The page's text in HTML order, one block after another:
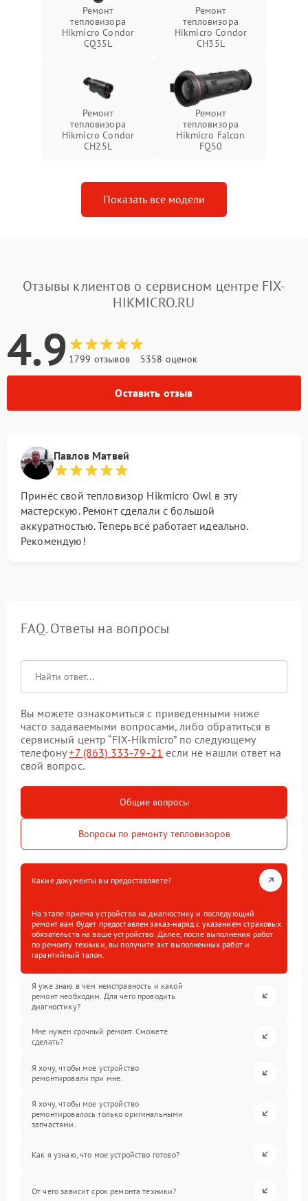
Ремонт
тепловизора
Hikmicro Condor
CQ35L
Ремонт
тепловизора
Hikmicro Condor
CH35L
Ремонт
тепловизора
Hikmicro Condor
CH25L
Ремонт
тепловизора
Hikmicro Falcon
FQ50
Показать все модели
Отзывы клиентов о сервисном центре FIX-
HIKMICRO.RU
4.9 1799 отзывов 5358 оценок
Оставить отзыв
Павлов Матвей
Принёс свой тепловизор Hikmicro Owl в эту
мастерскую. Ремонт сделали с большой
аккуратностью. Теперь всё работает идеально.
Рекомендую!
FAQ. Ответы на вопросы
Вы можете ознакомиться с приведенными ниже
часто задаваемыми вопросами, либо обратиться в
сервисный центр “FIX-Hikmicro” по следующему
телефону+7 (863) 333-79-21 если не нашли ответ на
свой вопрос.
Общие вопросы
Вопросы по ремонту тепловизоров
Какие документы вы предоставляете?
На этапе приема устройства на диагностику и последующий
ремонт вам будет предоставлен заказ-наряд с указанием страховых
обязательств на ваше устройство. Далее, после выполнения работ
по ремонту техники, вы получите акт выполненных работ и
гарантийный талон.
Я уже знаю в чем неисправность и какой
ремонт необходим. Для чего проводить
диагностику?
Мне нужен срочный ремонт. Сможете
сделать?
Я хочу, чтобы мое устройство
ремонтировали при мне.
Я хочу, чтобы мое устройство
ремонтировалось только оригинальными
запчастями.
Как я узнаю, что мое устройство готово?
От чего зависит срок ремонта техники?